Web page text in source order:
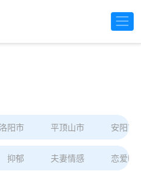
洛阳市 平顶山市 安阳市
抑郁 夫妻情感 恋爱困